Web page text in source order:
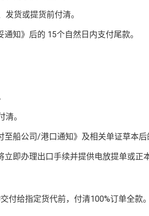
发货或提货前付清。
知》后的 15个自然日内支付尾款。
。
至船公司/港口通知》及相关单证草本后
即办理出口手续并提供电放提单或正
付给指定货代前，付清100%订单全款